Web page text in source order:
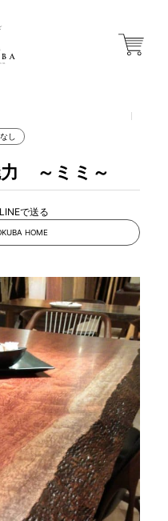
す
し
力 ～ミミ～
LINEで送る
HOME